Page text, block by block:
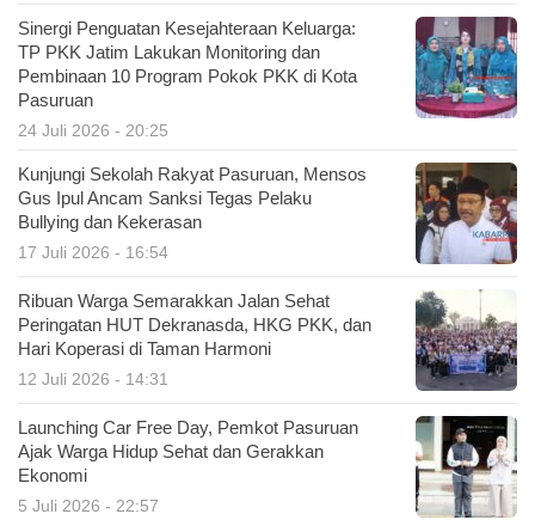
Sinergi Penguatan Kesejahteraan Keluarga:
TP PKK Jatim Lakukan Monitoring dan
Pembinaan 10 Program Pokok PKK di Kota
Pasuruan
24 Juli 2026 - 20:25
Kunjungi Sekolah Rakyat Pasuruan, Mensos
Gus Ipul Ancam Sanksi Tegas Pelaku
Bullying dan Kekerasan
17 Juli 2026 - 16:54
Ribuan Warga Semarakkan Jalan Sehat
Peringatan HUT Dekranasda, HKG PKK, dan
Hari Koperasi di Taman Harmoni
12 Juli 2026 - 14:31
Launching Car Free Day, Pemkot Pasuruan
Ajak Warga Hidup Sehat dan Gerakkan
Ekonomi
5 Juli 2026 - 22:57